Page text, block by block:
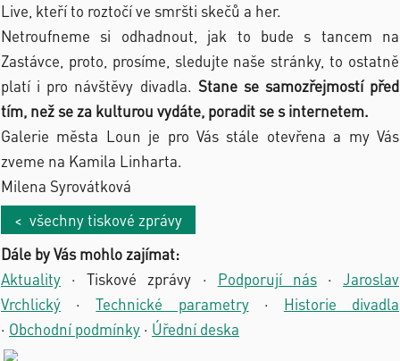
Live, kteří to roztočí ve smršti skečů a her.
Netroufneme si odhadnout, jak to bude s tancem na
Zastávce, proto, prosíme, sledujte naše stránky, to ostatně
platí i pro návštěvy divadla. Stane se samozřejmostí před
tím, než se za kulturou vydáte, poradit se s internetem.
Galerie města Loun je pro Vás stále otevřena a my Vás
zveme na Kamila Linharta.
Milena Syrovátková
< všechny tiskové zprávy
Dále by Vás mohlo zajímat:
Aktuality ·Tiskové zprávy · Podporují nás· Jaroslav
Vrchlický ·Technické parametry· Historie divadla
· Obchodní podmínky · Úřední deska